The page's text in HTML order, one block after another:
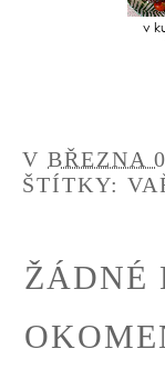
v
V BŘEZNA
ŠTÍTKY:
ŽÁDNÉ